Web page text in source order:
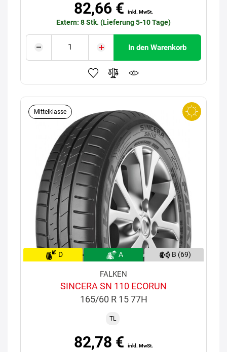
82,66 € inkl. MwSt.
Extern: 8 Stk. (Lieferung 5-10 Tage)
In den Warenkorb
Mittelklasse
D A B (69)
FALKEN
SINCERA SN 110 ECORUN
165/60 R 15 77H
TL
82,78 € inkl. MwSt.